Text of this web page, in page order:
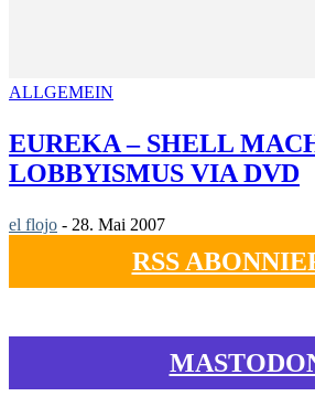
ALLGEMEIN
EUREKA – SHELL
LOBBYISMUS VIA DVD
el flojo - 28. Mai 2007
RSS